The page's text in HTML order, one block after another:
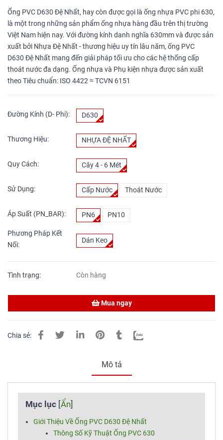
Ống PVC D630 Đệ Nhất, hay còn được gọi là ống nhựa PVC phi 630,
là một trong những sản phẩm ống nhựa hàng đầu trên thị trường
Việt Nam hiện nay. Với đường kính danh nghĩa 630mm và được sản
xuất bởi Nhựa Đệ Nhất - thương hiệu uy tín lâu năm, ống PVC
D630 Đệ Nhất mang đến giải pháp tối ưu cho các hệ thống cấp
thoát nước đa dạng. Ống nhựa và Phụ kiện nhựa được sản xuất
theo Tiêu chuẩn: ISO 4422 ≈ TCVN 6151
Đường Kính (D- Phi): D630
Thương Hiệu: NHỰA ĐỆ NHẤT
Quy Cách: Cây 4 - 6 Mét
Sử Dụng: Cấp Nước Thoát Nước
Áp Suất (PN_BAR): PN6 PN10
Phương Pháp Kết
Nối:
Dán Keo
Tình trạng: Còn hàng
Mua ngay
Chia sẻ:
Mô tả
Mục lục [Ẩn]
Giới Thiệu Về Ống PVC D630 Đệ Nhất
Thông Số Kỹ Thuật Ống PVC 630